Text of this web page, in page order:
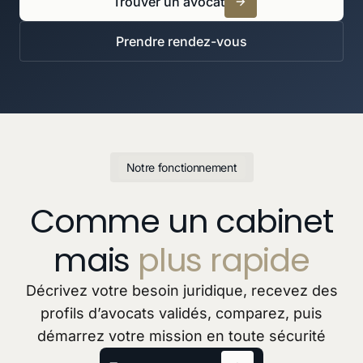
Prendre rendez-vous
Notre fonctionnement
Comme un cabinet
mais plus rapide
Décrivez votre besoin juridique, recevez des
profils d’avocats validés, comparez, puis
démarrez votre mission en toute sécurité